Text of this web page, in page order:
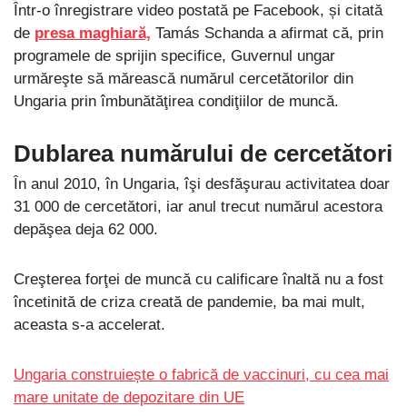
Într-o înregistrare video postată pe Facebook, și citată
de presa maghiară, Tamás Schanda a afirmat că, prin
programele de sprijin specifice, Guvernul ungar
urmăreşte să mărească numărul cercetătorilor din
Ungaria prin îmbunătăţirea condiţiilor de muncă.
Dublarea numărului de cercetători
În anul 2010, în Ungaria, îşi desfăşurau activitatea doar
31 000 de cercetători, iar anul trecut numărul acestora
depăşea deja 62 000.
Creşterea forţei de muncă cu calificare înaltă nu a fost
încetinită de criza creată de pandemie, ba mai mult,
aceasta s-a accelerat.
Ungaria construiește o fabrică de vaccinuri, cu cea mai
mare unitate de depozitare din UE